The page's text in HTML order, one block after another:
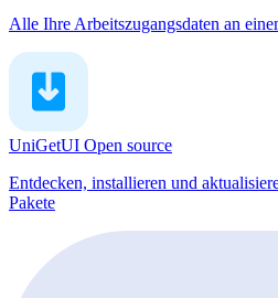
Alle Ihre Arbeitszugangsdaten an
UniGetUI Open source
Entdecken, installieren und
Pakete